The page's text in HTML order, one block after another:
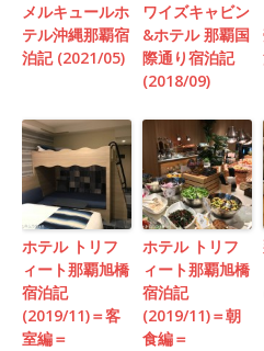
メルキュールホ
テル沖縄那覇宿
泊記 (2021/05)
ワイズキャビン
&ホテル 那覇国
際通り宿泊記
(2018/09)
ホテル トリフ
ィート那覇旭橋
宿泊記
(2019/11)＝客
室編＝
ホテル トリフ
ィート那覇旭橋
宿泊記
(2019/11)＝朝
食編＝